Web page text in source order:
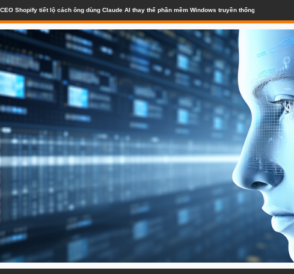
đảo Toàn cầu Ra mắt với Sự hỗ trợ của OpenAI - PaymentsJournal